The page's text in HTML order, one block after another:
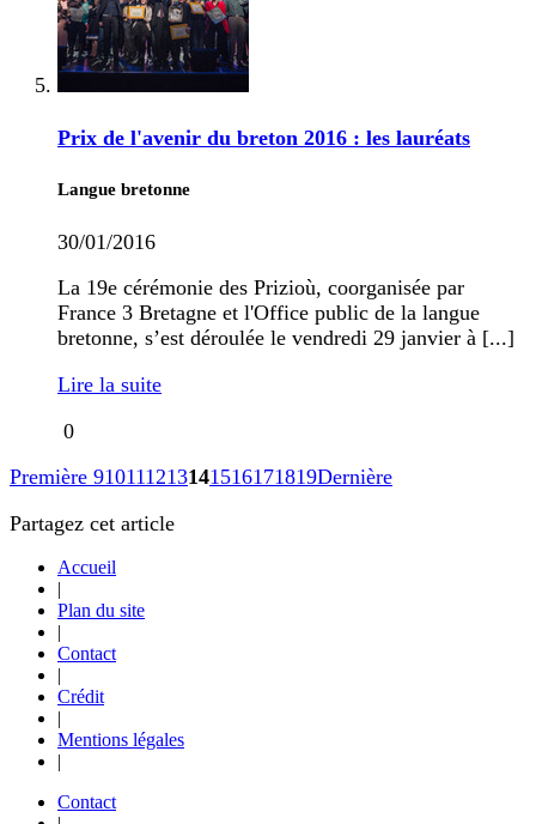
Prix de l'avenir du breton 2016 : les lauréats
Langue bretonne
30/01/2016
La 19e cérémonie des Prizioù, coorganisée par
France 3 Bretagne et l'Office public de la langue
bretonne, s’est déroulée le vendredi 29 janvier à [...]
Lire la suite
0
Première 910111213141516171819Dernière
Partagez cet article
Accueil
|
Plan du site
|
Contact
|
Crédit
|
Mentions légales
|
Contact